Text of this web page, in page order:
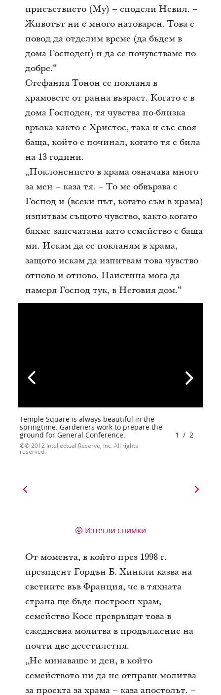
присъствието (Му) – сподели Невил. –
Животът ни е много натоварен. Това е
повод да отделим време (да бъдем в
дома Господен) и да се почувстваме по-
добре.“
Стефания Тонон се покланя в
храмовете от ранна възраст. Когато е в
дома Господен, тя чувства по-близка
връзка както с Христос, така и със своя
баща, който е починал, когато тя е била
на 13 години.
„Поклонението в храма означава много
за мен – каза тя. – То ме обвързва с
Господ и (всеки път, когато съм в храма)
изпитвам същото чувство, както когато
бяхме запечатани като семейство с баща
ми. Искам да се покланям в храма,
защото искам да изпитвам това чувство
отново и отново. Наистина мога да
намеря Господ тук, в Неговия дом.“
Temple Square is always beautiful in the
springtime. Gardeners work to prepare the
ground for General Conference.
© 2012 Intellectual Reserve, Inc. All rights
reserved.
1 / 2
Изтегли снимки
От момента, в който през 1998 г.
президент Гордън Б. Хинкли казва на
светиите във Франция, че в тяхната
страна ще бъде построен храм,
семейство Косе превръщат това в
ежедневна молитва в продължение на
почти две десетилетия.
„Не минаваше и ден, в който
семейството ни да не отправи молитва
за проекта за храма – каза апостолът. –